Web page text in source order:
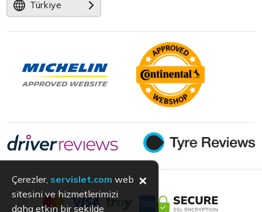
Türkiye
Çerezler, servislet.com web
sitesini ve hizmetlerimizi
daha etkin bir şekilde
×